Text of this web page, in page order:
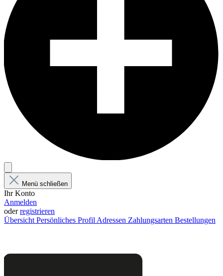
Menü schließen
Ihr Konto
Anmelden
oderregistrieren
Übersicht Persönliches Profil Adressen Zahlungsarten Bestellungen